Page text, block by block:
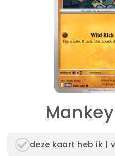
deze kaart heb ik |